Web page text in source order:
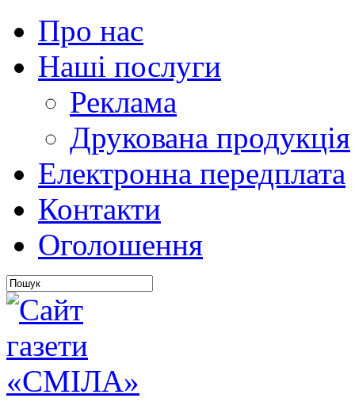
Про нас
Наші послуги
Реклама
Друкована продукція
Електронна передплата
Контакти
Оголошення